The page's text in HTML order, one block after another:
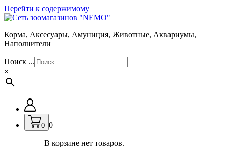
Перейти к содержимому
Корма, Аксесуары, Амуниция, Животные, Аквариумы,
Наполнители
Поиск ...
×
0 0
В корзине нет товаров.